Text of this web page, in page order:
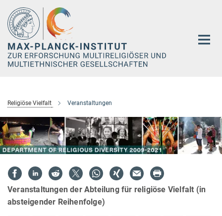
Hauptinhalt
Religiöse Vielfalt Veranstaltungen
Veranstaltungen der Abteilung für religiöse Vielfalt (in
absteigender Reihenfolge)